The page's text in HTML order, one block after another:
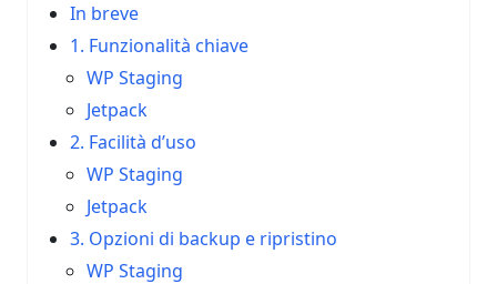
In breve
1. Funzionalità chiave
WP Staging
Jetpack
2. Facilità d’uso
WP Staging
Jetpack
3. Opzioni di backup e ripristino
WP Staging